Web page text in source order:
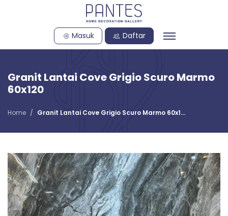
Masuk Daftar
Granit Lantai Cove Grigio Scuro Marmo
60x120
Home Granit Lantai Cove Grigio Scuro Marmo 60x1...